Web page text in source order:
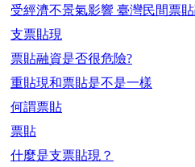
受經濟不景氣影響 臺灣民間票
支票貼現
票貼融資是否很危險?
重貼現和票貼是不是一樣
何謂票貼
票貼
什麼是支票貼現？